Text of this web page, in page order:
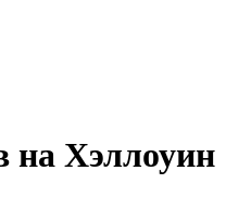
на Хэллоуин